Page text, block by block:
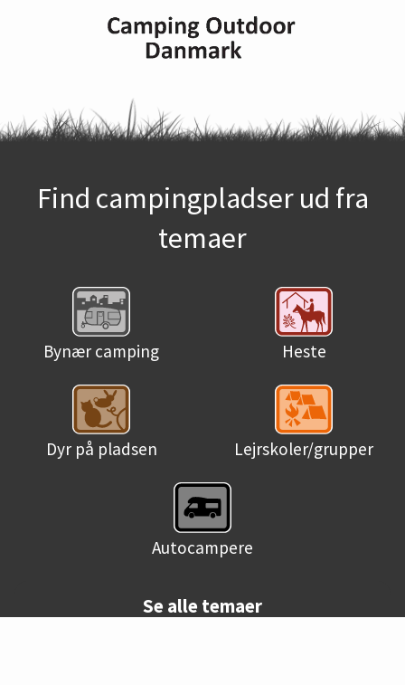
Find campingpladser ud fra
temaer
Bynær camping Heste
Dyr på pladsen Lejrskoler/grupper
Autocampere
Se alle temaer